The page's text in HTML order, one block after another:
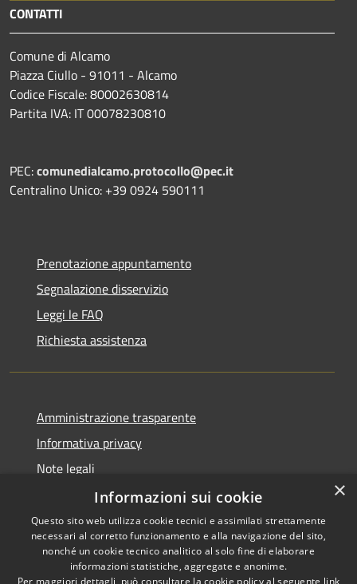
CONTATTI
Comune di Alcamo
Piazza Ciullo - 91011 - Alcamo
Codice Fiscale: 80002630814
Partita IVA: IT 00078230810
PEC:comunedialcamo.protocollo@pec.it
Centralino Unico: +39 0924 590111
Prenotazione appuntamento
Segnalazione disservizio
Leggi le FAQ
Richiesta assistenza
Amministrazione trasparente
Informativa privacy
Note legali
Dichiarazione di accessibilità
RSS
Copyright © 2026 • Comune di
×
Informazioni sui cookie
Questo sito web utilizza cookie tecnici e assimilati strettamente
necessari al corretto funzionamento e alla navigazione del sito,
nonché un cookie tecnico analitico al solo fine di elaborare
informazioni statistiche, aggregate e anonime.
Per maggiori dettagli, può consultare la cookie policy al seguente link